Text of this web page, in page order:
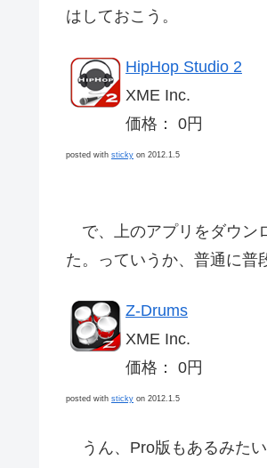
はしておこう。
HipHop Studio 2
XME Inc.
価格： 0円
posted with sticky on 2012.1.5
で、上のアプリをダウン
た。っていうか、普通に普
Z-Drums
XME Inc.
価格： 0円
posted with sticky on 2012.1.5
うん、Pro版もあるみたい